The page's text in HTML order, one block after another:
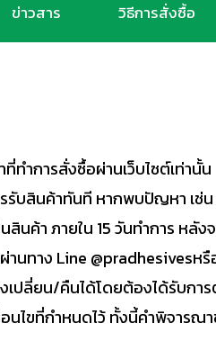
ข่าวสาร วิธีการสั่งซื้อ
ทำการสั่งซื้อผ่านเว็บไซต์เท่านั้น
รับสินค้าทันที หากพบปัญหา เช่
นค้า ภายใน 15 วันทำการ หลั
ทาง Line @pradhesivesหรื
ปลี่ยน/คืนได้โดยต้องได้รับก
นไขที่กำหนดไว้ ทั้งนี้คำพิจารณ